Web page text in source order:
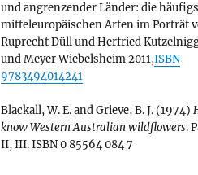
und angrenzender Länder: die
mitteleuropäischen Arten im Porträt
Ruprecht Düll und Herfried
und Meyer Wiebelsheim 2011,ISBN
9783494014241
Blackall, W. E. and Grieve, B. J. (1974)
know Western Australian wildflowers.
II, III. ISBN 0 85564 084 7